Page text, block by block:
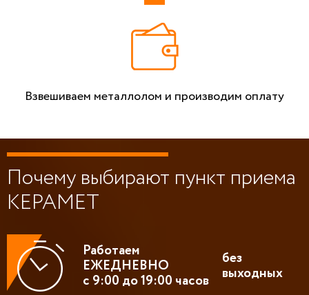
Взвешиваем металлолом и производим оплату
Почему выбирают пункт приема
КЕРАМЕТ
Работаем
ЕЖЕДНЕВНО
с 9:00 до 19:00 часов
без
выходных